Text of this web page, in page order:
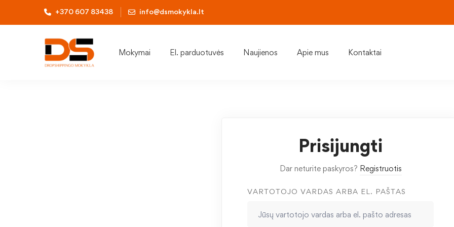
+370 607 83438 info@dsmokykla.lt
Mokymai El. parduotuvės Naujienos Apie mus Kontaktai
Prisijungti
Dar neturite paskyros? Registruotis
VARTOTOJO VARDAS ARBA EL. PAŠTAS